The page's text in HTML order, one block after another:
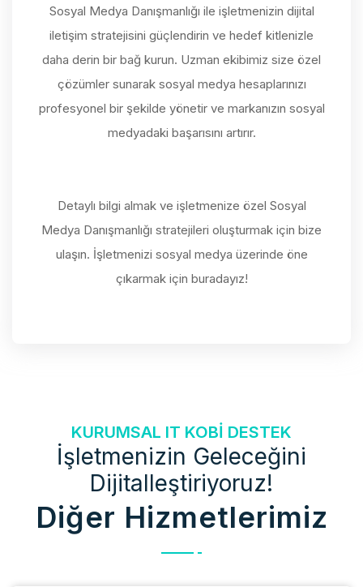
Sosyal Medya Danışmanlığı ile işletmenizin dijital
iletişim stratejisini güçlendirin ve hedef kitlenizle
daha derin bir bağ kurun. Uzman ekibimiz size özel
çözümler sunarak sosyal medya hesaplarınızı
profesyonel bir şekilde yönetir ve markanızın sosyal
medyadaki başarısını artırır.
Detaylı bilgi almak ve işletmenize özel Sosyal
Medya Danışmanlığı stratejileri oluşturmak için bize
ulaşın. İşletmenizi sosyal medya üzerinde öne
çıkarmak için buradayız!
KURUMSAL IT KOBI DESTEK
İşletmenizin Geleceğini
Dijitalleştiriyoruz!
Diğer Hizmetlerimiz